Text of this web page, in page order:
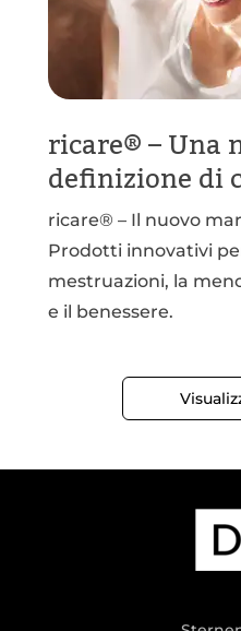
ricare® – Una
definizione di
ricare® – Il nuovo
Prodotti innovativi
mestruazioni, la
e il benessere.